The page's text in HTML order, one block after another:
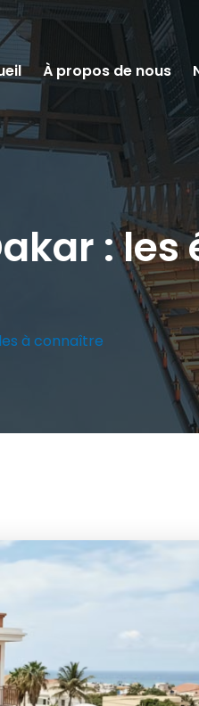
À propos de nous
: les
à connaître